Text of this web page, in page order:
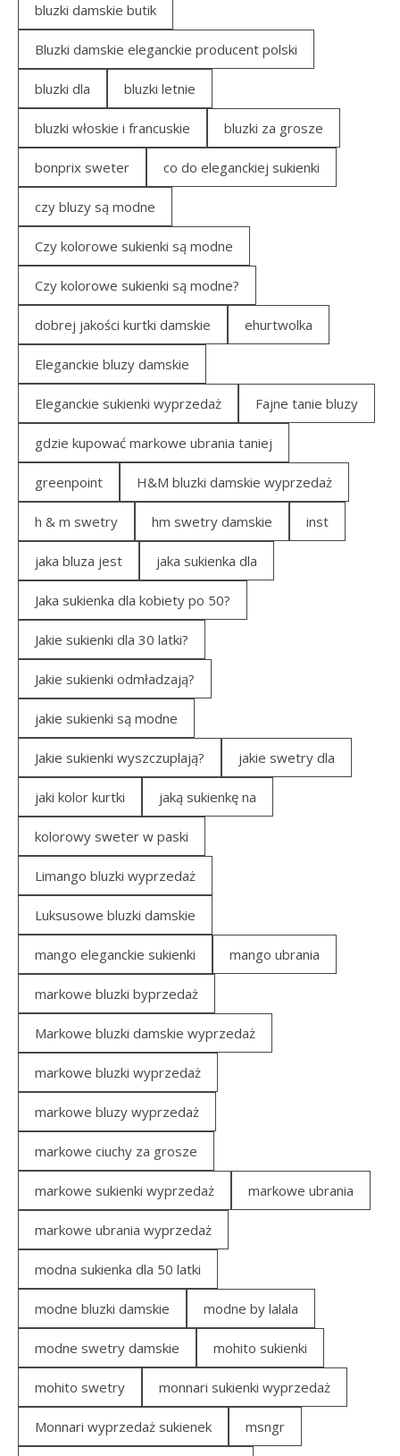
bluzki damskie butik
Bluzki damskie eleganckie producent polski
bluzki dla bluzki letnie
bluzki włoskie i francuskie bluzki za grosze
bonprix sweter co do eleganckiej sukienki
czy bluzy są modne
Czy kolorowe sukienki są modne
Czy kolorowe sukienki są modne?
dobrej jakości kurtki damskie ehurtwolka
Eleganckie bluzy damskie
Eleganckie sukienki wyprzedaż Fajne tanie bluzy
gdzie kupować markowe ubrania taniej
greenpoint H&M bluzki damskie wyprzedaż
h & m swetry hm swetry damskie inst
jaka bluza jest jaka sukienka dla
Jaka sukienka dla kobiety po 50?
Jakie sukienki dla 30 latki?
Jakie sukienki odmładzają?
jakie sukienki są modne
Jakie sukienki wyszczuplają? jakie swetry dla
jaki kolor kurtki jaką sukienkę na
kolorowy sweter w paski
Limango bluzki wyprzedaż
Luksusowe bluzki damskie
mango eleganckie sukienki mango ubrania
markowe bluzki byprzedaż
Markowe bluzki damskie wyprzedaż
markowe bluzki wyprzedaż
markowe bluzy wyprzedaż
markowe ciuchy za grosze
markowe sukienki wyprzedaż markowe ubrania
markowe ubrania wyprzedaż
modna sukienka dla 50 latki
modne bluzki damskie modne by lalala
modne swetry damskie mohito sukienki
mohito swetry monnari sukienki wyprzedaż
Monnari wyprzedaż sukienek msngr